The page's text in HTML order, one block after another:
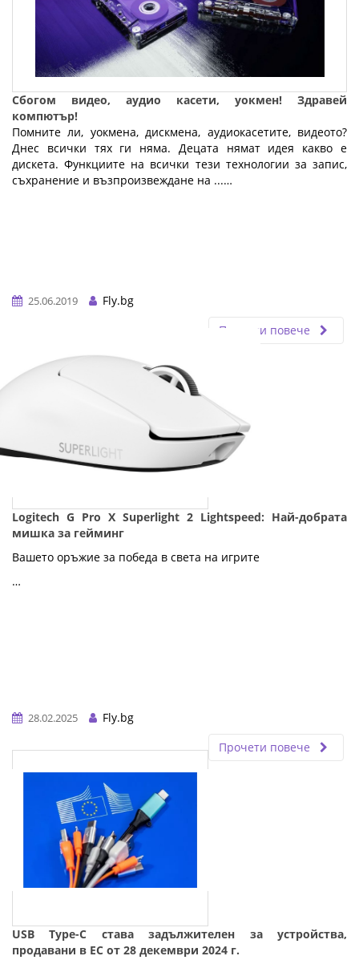
Сбогом видео, аудио касети, уокмен! Здравей
компютър!
Помните ли, уокмена, дискмена, аудиокасетите, видеото?
Днес всички тях ги няма. Децата нямат идея какво е
дискета. Функциите на всички тези технологии за запис,
съхранение и възпроизвеждане на ...…
25.06.2019
Fly.bg
Прочети повече
Logitech G Pro X Superlight 2 Lightspeed: Най-добрата
мишка за гейминг
Вашето оръжие за победа в света на игрите
…
28.02.2025
Fly.bg
Прочети повече
USB Type-C става задължителен за устройства,
продавани в ЕС от 28 декември 2024 г.